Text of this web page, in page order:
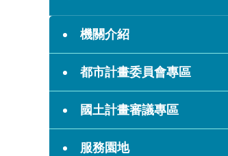
機關介紹
都市計畫委員會專區
國土計畫審議專區
服務園地